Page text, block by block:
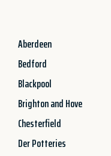
Aberdeen
Bedford
Blackpool
Brighton and Hove
Chesterfield
Der Potteries